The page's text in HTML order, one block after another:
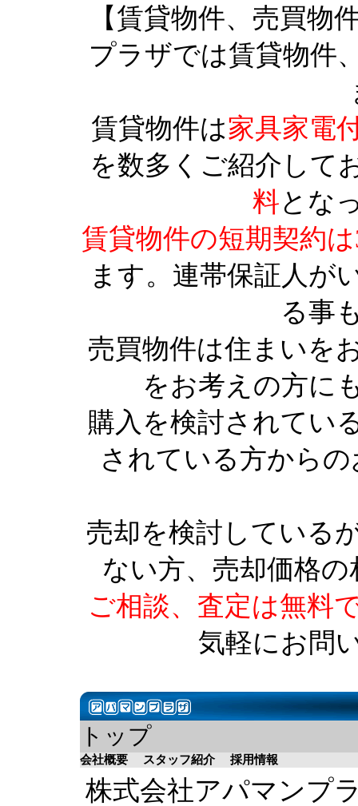
【賃貸物件、売買物
プラザでは賃貸物件
賃貸物件は家具家電
を数多くご紹介して
料とな
賃貸物件の短期契約
ます。連帯保証人が
る事
売買物件は住まいを
をお考えの方に
購入を検討されてい
されている方から
売却を検討している
ない方、売却価格
ご相談、査定は無料
気軽にお問
トップ
会社概要 スタッフ紹介 採用情報
株式会社アパマンプ